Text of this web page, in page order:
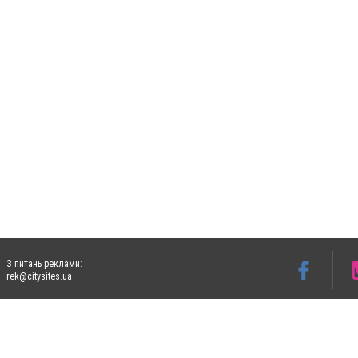
З питань реклами:
rek@citysites.ua